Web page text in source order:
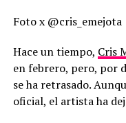
Foto x @cris_emejota
Hace un tiempo, Cris
en febrero, pero, por
se ha retrasado.
oficial, el artista ha